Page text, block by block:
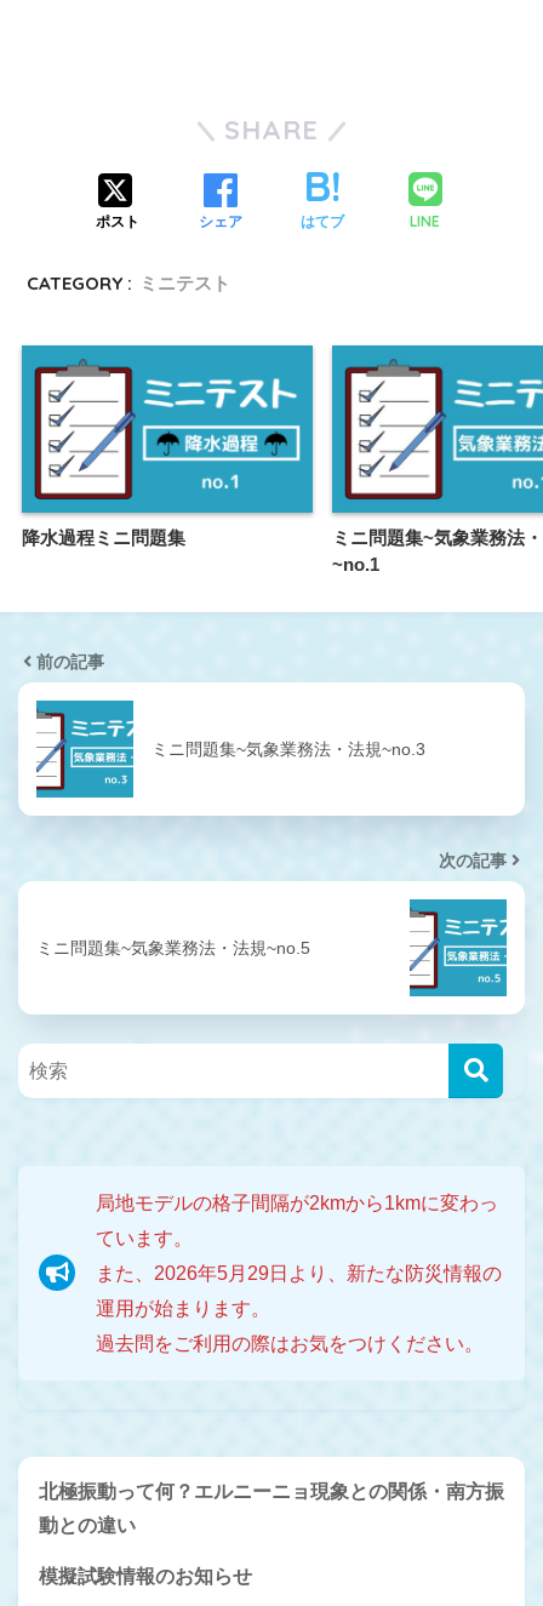
SHARE
ポスト シェア はてブ LINE
CATEGORY : ミニテスト
降水過程ミニ問題集
ミニ問題集~気象業務法
~no.1
前の記事
ミニ問題集~気象業務法・法規~no.3
次の記事
ミニ問題集~気象業務法・法規~no.5
局地モデルの格子間隔が2kmから1kmに変わっ
ています。
また、2026年5月29日より、新たな防災情報の
運用が始まります。
過去問をご利用の際はお気をつけください。
北極振動って何？エルニーニョ現象との関係・南方振
動との違い
模擬試験情報のお知らせ